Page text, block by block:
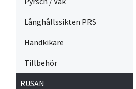
Långhållssikten PRS
Handkikare
Tillbehör
RUSAN